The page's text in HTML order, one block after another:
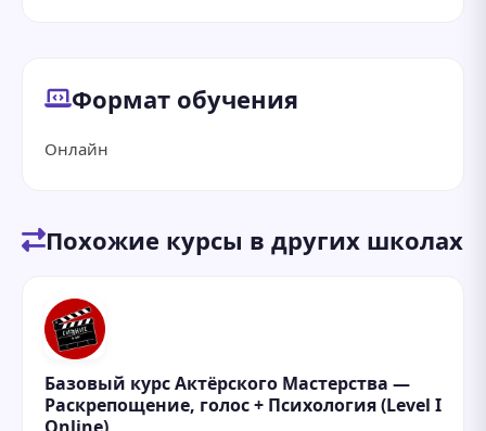
Формат обучения
Онлайн
Похожие курсы в других школах
Базовый курс Актёрского Мастерства —
Раскрепощение, голос + Психология (Level I